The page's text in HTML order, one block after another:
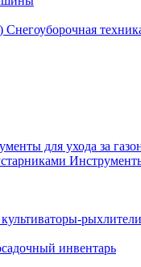
Снегоуборочная
для ухода за
рыхлители
инвентарь